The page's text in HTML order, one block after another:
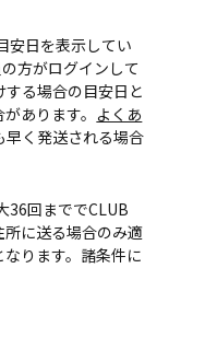
安日を表示してい
方がログインして
る場合の目安日と
あります。 よくあ
早く発送される場合
36回まででCLUB
に送る場合のみ適
ります。諸条件に